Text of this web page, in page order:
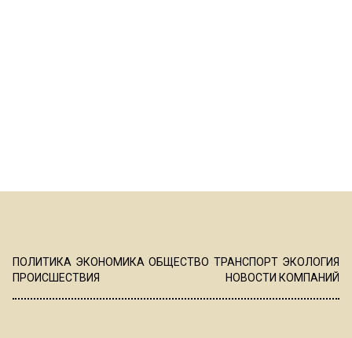
ПОЛИТИКА ЭКОНОМИКА ОБЩЕСТВО ТРАНСПОРТ ЭКОЛОГИЯ
ПРОИСШЕСТВИЯ
НОВОСТИ КОМПАНИЙ